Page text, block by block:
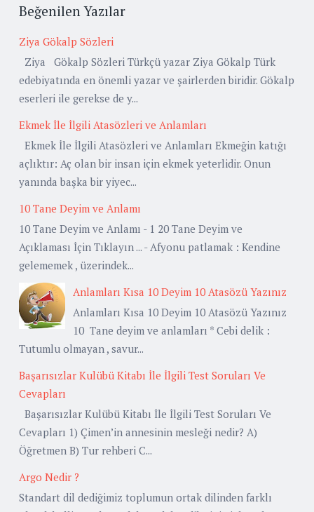
Beğenilen Yazılar
Ziya Gökalp Sözleri
Ziya Gökalp Sözleri Türkçü yazar Ziya Gökalp Türk
edebiyatında en önemli yazar ve şairlerden biridir. Gökalp
eserleri ile gerekse de y...
Ekmek İle İlgili Atasözleri ve Anlamları
Ekmek İle İlgili Atasözleri ve Anlamları Ekmeğin katığı
açlıktır: Aç olan bir insan için ekmek yeterlidir. Onun
yanında başka bir yiyec...
10 Tane Deyim ve Anlamı
10 Tane Deyim ve Anlamı - 1 20 Tane Deyim ve
Açıklaması İçin Tıklayın ... - Afyonu patlamak : Kendine
gelememek , üzerindek...
Anlamları Kısa 10 Deyim 10 Atasözü Yazınız
Anlamları Kısa 10 Deyim 10 Atasözü Yazınız
10 Tane deyim ve anlamları * Cebi delik :
Tutumlu olmayan , savur...
Başarısızlar Kulübü Kitabı İle İlgili Test Soruları Ve
Cevapları
Başarısızlar Kulübü Kitabı İle İlgili Test Soruları Ve
Cevapları 1) Çimen’in annesinin mesleği nedir? A)
Öğretmen B) Tur rehberi C...
Argo Nedir ?
Standart dil dediğimiz toplumun ortak dilinden farklı